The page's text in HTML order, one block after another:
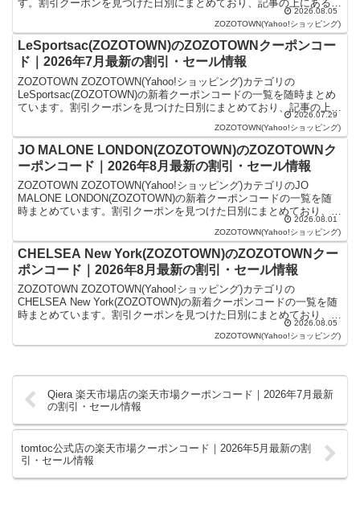
す。割引クーポンを見つけた日別にまとめており、記事の上にあるも
2026.08.05
ZOZOTOWN(Yahoo!ショッピング)
LeSportsac(ZOZOTOWN)のZOZOTOWNクーポンコー
ド｜2026年7月最新の割引・セール情報
ZOZOTOWN ZOZOTOWN(Yahoo!ショッピング)カテゴリの
LeSportsac(ZOZOTOWN)の新着クーポンコードの一覧を随時まとめ
ています。割引クーポンを見つけた日別にまとめており、記事の上に
2026.07.29
ZOZOTOWN(Yahoo!ショッピング)
JO MALONE LONDON(ZOZOTOWN)のZOZOTOWNク
ーポンコード｜2026年8月最新の割引・セール情報
ZOZOTOWN ZOZOTOWN(Yahoo!ショッピング)カテゴリのJO
MALONE LONDON(ZOZOTOWN)の新着クーポンコードの一覧を随
時まとめています。割引クーポンを見つけた日別にまとめており、記
2026.08.01
ZOZOTOWN(Yahoo!ショッピング)
CHELSEA New York(ZOZOTOWN)のZOZOTOWNクー
ポンコード｜2026年8月最新の割引・セール情報
ZOZOTOWN ZOZOTOWN(Yahoo!ショッピング)カテゴリの
CHELSEA New York(ZOZOTOWN)の新着クーポンコードの一覧を随
時まとめています。割引クーポンを見つけた日別にまとめており、記
2026.08.05
ZOZOTOWN(Yahoo!ショッピング)
Qiera 楽天市場店の楽天市場クーポンコード｜2026年7月最新
の割引・セール情報
tomtoc公式店の楽天市場クーポンコード｜2026年5月最新の割
引・セール情報